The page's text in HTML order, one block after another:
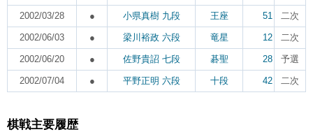
2002/03/28 ● 小県真樹 九段 王座 51 二次
2002/06/03 ● 梁川裕政 六段 竜星 12 二次
2002/06/20 ● 佐野貴詔 七段 碁聖 28 予選
2002/07/04 ● 平野正明 六段 十段 42 二次
棋戦主要履歴